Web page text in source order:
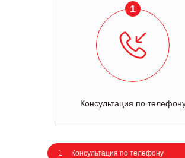
1
Консультация по
1 Консультация по телефону